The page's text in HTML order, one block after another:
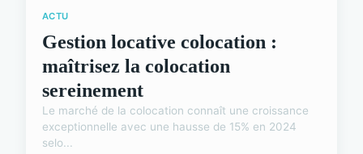
ACTU
Gestion locative colocation :
maîtrisez la colocation
sereinement
Le marché de la colocation connaît une croissance
exceptionnelle avec une hausse de 15% en 2024
selo...